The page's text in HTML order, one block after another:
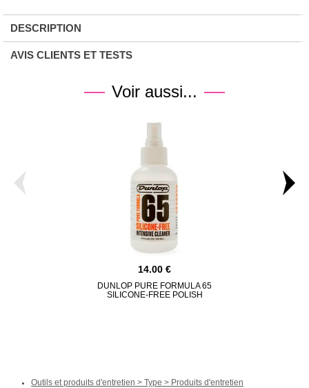
DESCRIPTION
AVIS CLIENTS ET TESTS
Voir aussi...
14.00
DUNLOP PURE FORMULA 65
SILICONE-FREE POLISH
Outils et produits d'entretien > Type > Produits d'entretien